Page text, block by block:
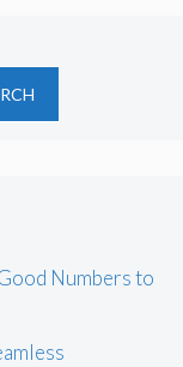
Numbers to